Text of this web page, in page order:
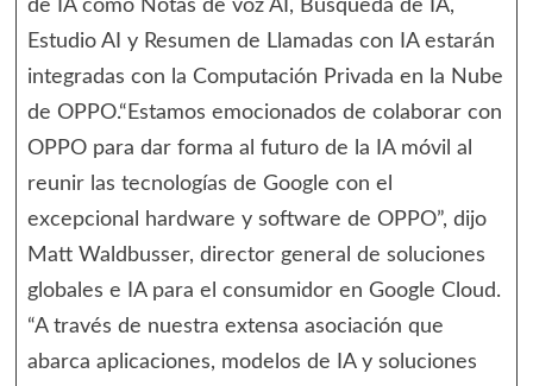
de IA como Notas de voz AI, Búsqueda de IA,
Estudio AI y Resumen de Llamadas con IA estarán
integradas con la Computación Privada en la Nube
de OPPO.“Estamos emocionados de colaborar con
OPPO para dar forma al futuro de la IA móvil al
reunir las tecnologías de Google con el
excepcional hardware y software de OPPO”, dijo
Matt Waldbusser, director general de soluciones
globales e IA para el consumidor en Google Cloud.
“A través de nuestra extensa asociación que
abarca aplicaciones, modelos de IA y soluciones